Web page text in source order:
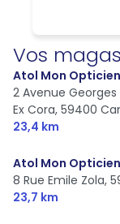
Vos
Atol Mon
2 Avenue
Ex Cora, 59400
23,4 km
Atol Mon
8 Rue Emile Zola,
23,7 km